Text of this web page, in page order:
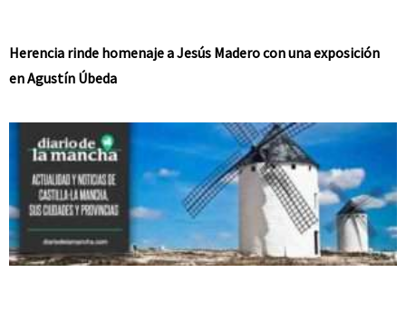
Herencia rinde homenaje a Jesús Madero con una exposición
en Agustín Úbeda